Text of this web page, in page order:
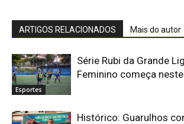
ARTIGOS RELACIONADOS Mais do autor
Esportes
Série Rubi da Grande
Feminino começa
Histórico: Guarulhos